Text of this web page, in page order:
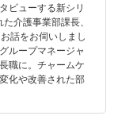
ビューする新シリ
介護事業部課長、
話をお伺いしまし
ループマネージャ
職に。チャームケ
化や改善された部